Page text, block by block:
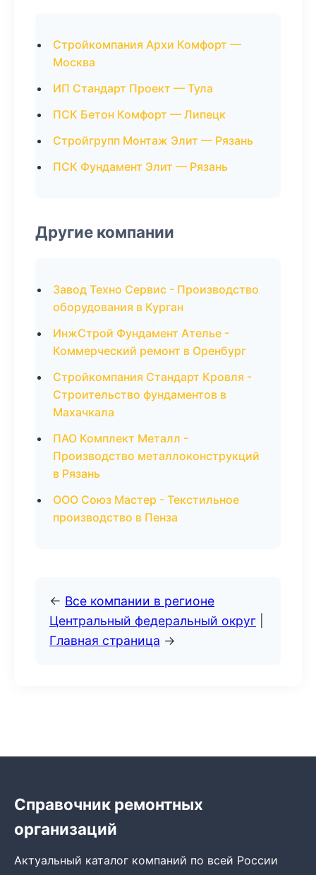
Стройкомпания Архи Комфорт —
Москва
ИП Стандарт Проект — Тула
ПСК Бетон Комфорт — Липецк
Стройгрупп Монтаж Элит — Рязань
ПСК Фундамент Элит — Рязань
Другие компании
Завод Техно Сервис - Производство
оборудования в Курган
ИнжСтрой Фундамент Ателье -
Коммерческий ремонт в Оренбург
Стройкомпания Стандарт Кровля -
Строительство фундаментов в
Махачкала
ПАО Комплект Металл -
Производство металлоконструкций
в Рязань
ООО Союз Мастер - Текстильное
производство в Пенза
← Все компании в регионе
Центральный федеральный округ
Главная страница →
Справочник ремонтных
организаций
Актуальный каталог компаний по всей России